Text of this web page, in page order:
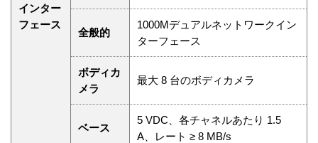
インター
フェース
全般的
1000Mデュアルネットワークイン
ターフェース
ボディカ
メラ
最大 8 台のボディカメラ
ベース
5 VDC、各チャネルあたり 1.5
A、レート ≥ 8 MB/s